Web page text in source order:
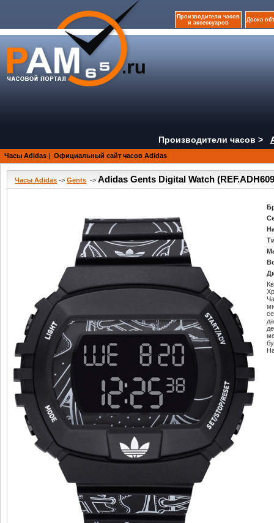
Производители часов
и аксессуаров
Доска
Производители часов >
Часы Adidas | Официальный сайт часов Adidas
Часы Adidas ->Gents ->Adidas Gents Digital Watch